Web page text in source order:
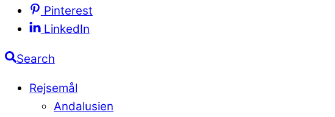
Pinterest
LinkedIn
Search
Rejsemål
Andalusien